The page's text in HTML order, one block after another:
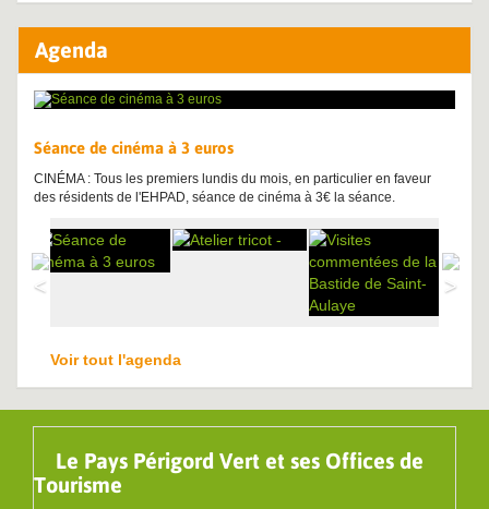
Agenda
Séance de cinéma à 3 euros
CINÉMA : Tous les premiers lundis du mois, en particulier en faveur
des résidents de l'EHPAD, séance de cinéma à 3€ la séance.
Voir tout l'agenda
Le Pays Périgord Vert et ses Offices de
Tourisme